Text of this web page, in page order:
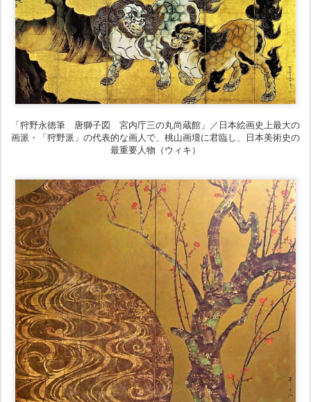
「狩野永徳筆 唐獅子図 宮内庁三の丸尚蔵館」／日本絵画史上最大の
画派・「狩野派」の代表的な画人で、桃山画壇に君臨し、日本美術史の
最重要人物（ウィキ）